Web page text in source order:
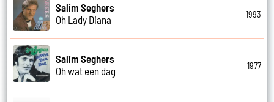
Salim Seghers
Oh Lady Diana
1993
Salim Seghers
Oh wat een dag
1977